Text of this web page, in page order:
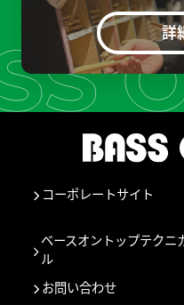
詳
コーポレートサイト
ベースオントップテクニ
ル
お問い合わせ